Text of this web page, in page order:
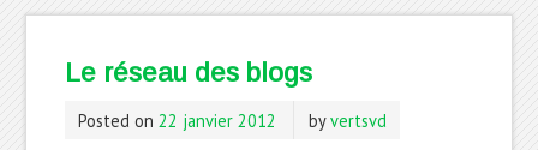
Le réseau des blogs
Posted on 22 janvier 2012 byvertsvd